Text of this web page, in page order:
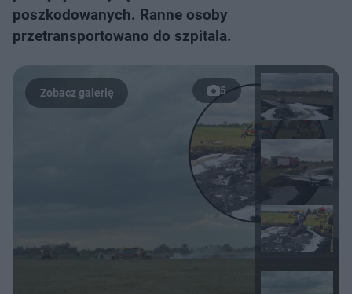
poszkodowanych. Ranne osoby
przetransportowano do szpitala.
5